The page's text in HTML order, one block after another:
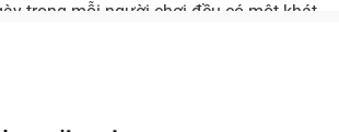
trong mỗi người chơi đều có một khát